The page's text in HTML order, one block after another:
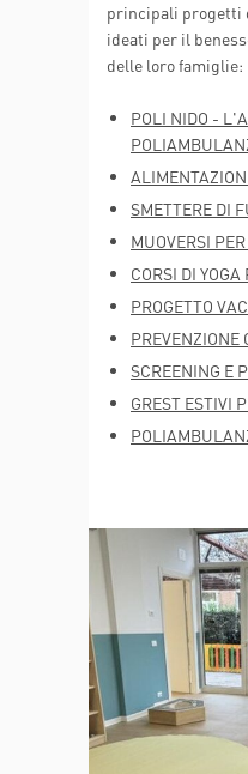
CORSI
E
GREST
principali progetti
ideati per il
delle loro famiglie:
POLI NIDO -
SMETTERE DI
MUOVERSI
CORSI DI
PROGETTO
PREVENZIONE
SCREENING E
GREST ESTIVI